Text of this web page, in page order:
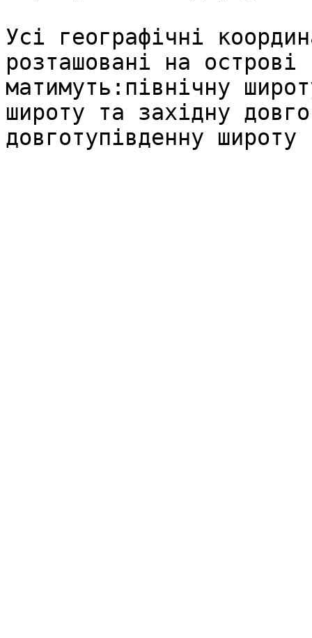
Усі географічні
розташовані на острові
матимуть:північну
широту та західну